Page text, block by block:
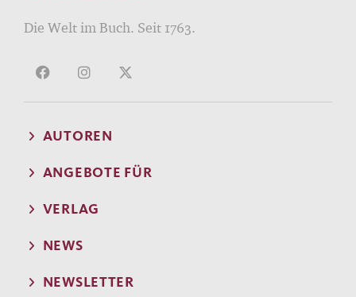
Die Welt im Buch. Seit 1763.
AUTOREN
ANGEBOTE FÜR
VERLAG
NEWS
NEWSLETTER